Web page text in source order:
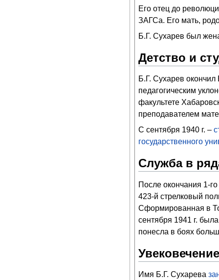
Его отец до
ЗАГСа. Его мать,
Б.Г. Сухарев был
Детство и
Б.Г. Сухарев
педагогическим
факультете
преподавателем
С сентября 1940 г. –
государственного
Служба в
После окончания 1-
423-й стрелковый
Сформированная в
сентября 1941 г.
понесла в боях
Имя Б.Г. Сухарева